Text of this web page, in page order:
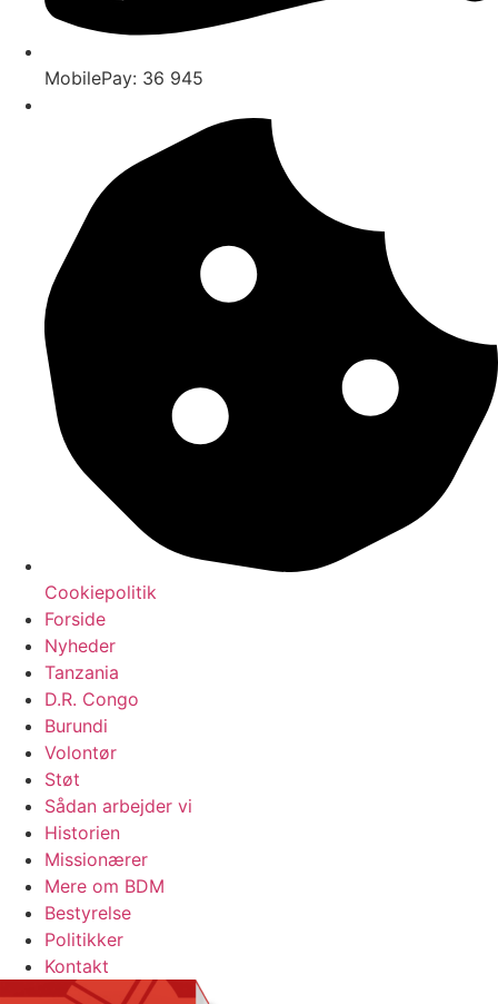
MobilePay: 36 945
Cookiepolitik
Forside
Nyheder
Tanzania
D.R. Congo
Burundi
Volontør
Støt
Sådan arbejder vi
Historien
Missionærer
Mere om BDM
Bestyrelse
Politikker
Kontakt